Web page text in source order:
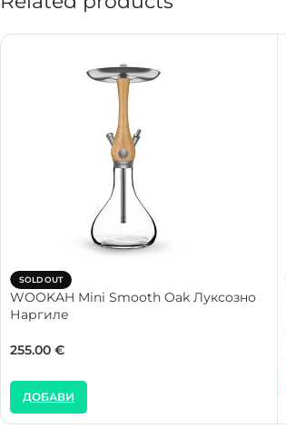
SOLD OUT
WOOKAH Mini Smooth Oak Луксозно
Наргиле
255.00 €
ДОБАВИ